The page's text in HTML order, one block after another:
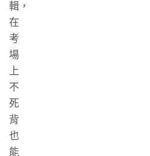
輯，
在
考
場
上
不
死
背
也
能